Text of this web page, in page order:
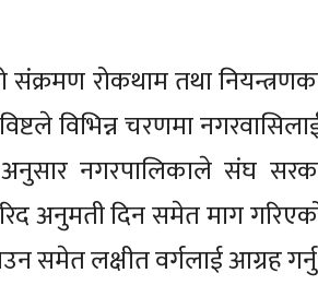
रोकथाम तथा
विभिन्न चरणमा
अनुसार नगरपालिकाले संघ
अनुमती दिन समेत माग
समेत लक्षीत वर्गलाई आग्रह